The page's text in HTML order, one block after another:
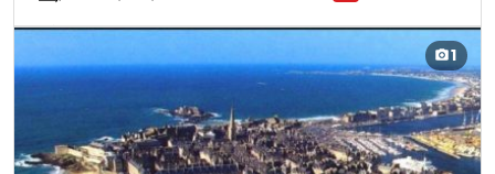
DÉCOUVRIR CE BIEN
1